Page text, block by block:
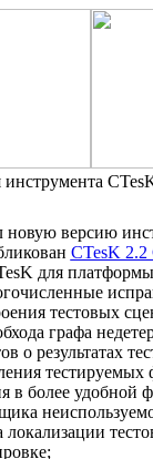
версию
CTesK 2.2
для
тестовых
графа
о результатах
в более